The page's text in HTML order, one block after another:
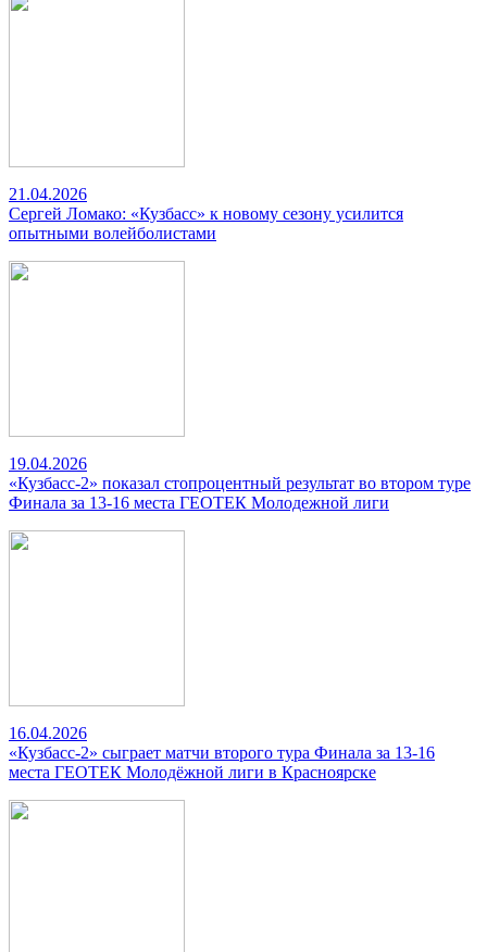
21.04.2026
Сергей Ломако: «Кузбасс» к новому сезону усилится
опытными волейболистами
19.04.2026
«Кузбасс-2» показал стопроцентный результат во втором туре
Финала за 13-16 места ГЕОТЕК Молодежной лиги
16.04.2026
«Кузбасс-2» сыграет матчи второго тура Финала за 13-16
места ГЕОТЕК Молодёжной лиги в Красноярске